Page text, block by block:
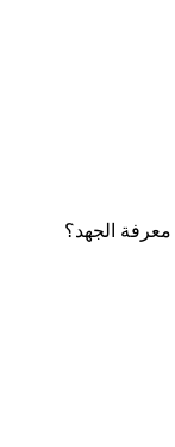
معرفة الجهد؟